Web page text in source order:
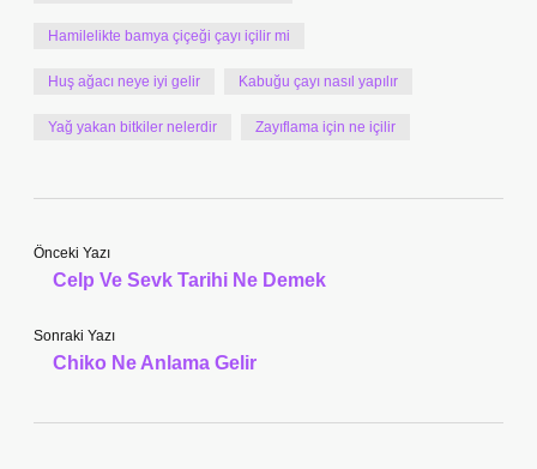
Hamilelikte bamya çiçeği çayı içilir mi
Huş ağacı neye iyi gelir Kabuğu çayı nasıl yapılır
Yağ yakan bitkiler nelerdir Zayıflama için ne içilir
Önceki Yazı
Celp Ve Sevk Tarihi Ne Demek
Sonraki Yazı
Chiko Ne Anlama Gelir